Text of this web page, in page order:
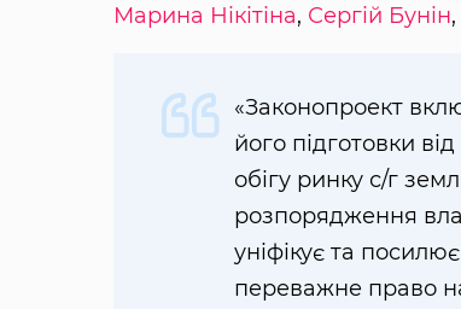
Марина Нікітіна, Сергій Бунін,
«Законопроект
його підготовки
обігу ринку с/г
розпорядження
уніфікує та
переважне право